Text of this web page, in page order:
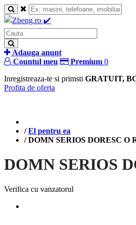
Adauga anunt
Countul meu
Premium 0
Inregistreaza-te si primsti GRATUIT,
Profita de oferta
/ El pentru ea
/ DOMN SERIOS DORESC
DOMN SERIOS
Verifica cu vanzatorul